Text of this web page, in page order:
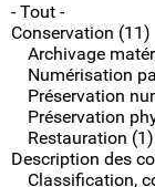
- Tout -
Conservation (11)
Archivage
Numérisation
Préservation
Préservation
Restauration (1)
Description des
Classification,